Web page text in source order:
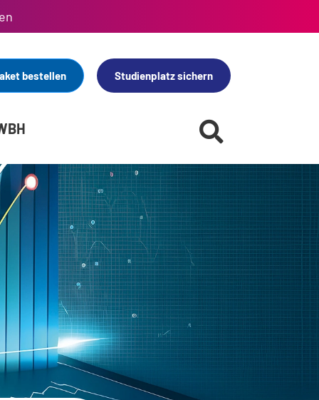
bestellen Studienplatz sichern